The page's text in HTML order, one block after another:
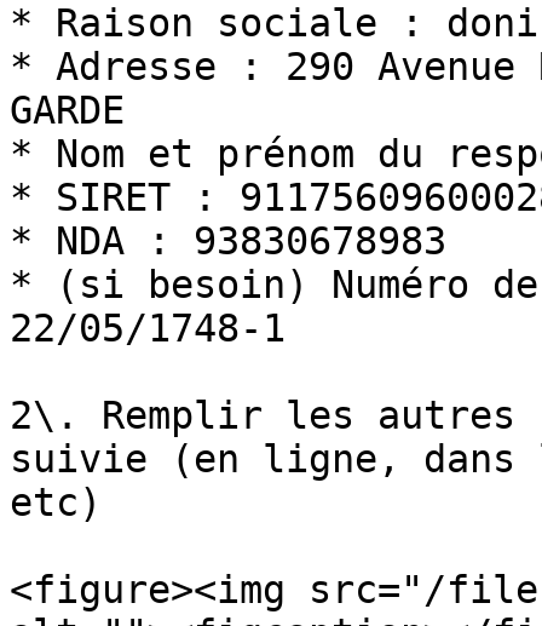
* Raison sociale :
* Adresse : 290 Avenue
GARDE
* Nom et prénom du
* SIRET :
* NDA : 93830678983
* (si besoin) Numéro
22/05/1748-1
2\. Remplir les autres
suivie (en ligne, dans
etc)
<figure><img src="/files/